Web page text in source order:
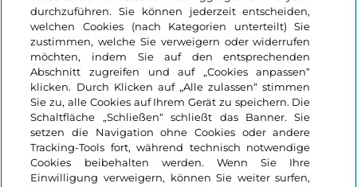
durchzuführen. Sie können jederzeit entscheiden,
welchen Cookies (nach Kategorien unterteilt) Sie
zustimmen, welche Sie verweigern oder widerrufen
möchten, indem Sie auf den entsprechenden
Abschnitt zugreifen und auf „Cookies anpassen“
klicken. Durch Klicken auf „Alle zulassen“ stimmen
Sie zu, alle Cookies auf Ihrem Gerät zu speichern. Die
Schaltfläche „Schließen“ schließt das Banner. Sie
setzen die Navigation ohne Cookies oder andere
Tracking-Tools fort, während technisch notwendige
Cookies beibehalten werden. Wenn Sie Ihre
Einwilligung verweigern, können Sie weiter surfen,